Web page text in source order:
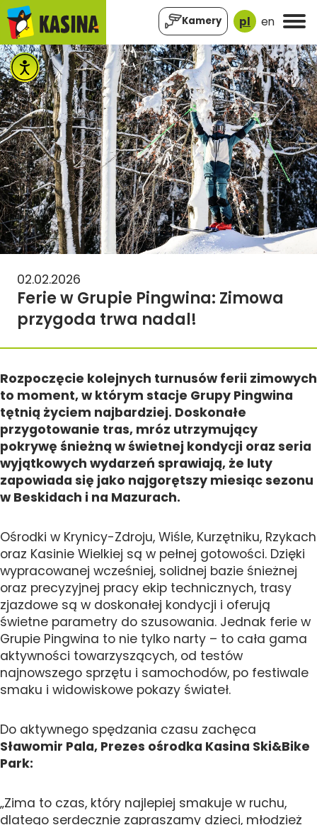
Kamery pl en
02.02.2026
Ferie w Grupie Pingwina: Zimowa
przygoda trwa nadal!
Rozpoczęcie kolejnych turnusów ferii zimowych
to moment, w którym stacje Grupy Pingwina
tętnią życiem najbardziej. Doskonałe
przygotowanie tras, mróz utrzymujący
pokrywę śnieżną w świetnej kondycji oraz seria
wyjątkowych wydarzeń sprawiają, że luty
zapowiada się jako najgorętszy miesiąc sezonu
w Beskidach i na Mazurach.
Ośrodki w Krynicy-Zdroju, Wiśle, Kurzętniku, Rzykach
oraz Kasinie Wielkiej są w pełnej gotowości. Dzięki
wypracowanej wcześniej, solidnej bazie śnieżnej
oraz precyzyjnej pracy ekip technicznych, trasy
zjazdowe są w doskonałej kondycji i oferują
świetne parametry do szusowania. Jednak ferie w
Grupie Pingwina to nie tylko narty – to cała gama
aktywności towarzyszących, od testów
najnowszego sprzętu i samochodów, po festiwale
smaku i widowiskowe pokazy świateł.
Do aktywnego spędzania czasu zachęca
Sławomir Pala, Prezes ośrodka Kasina Ski&Bike
Park:
„Zima to czas, który najlepiej smakuje w ruchu,
dlatego serdecznie zapraszamy dzieci, młodzież